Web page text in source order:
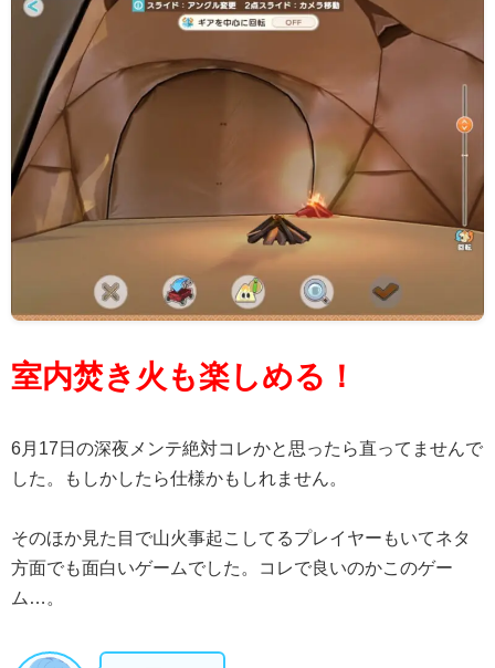
室内焚き火も楽しめる！
6月17日の深夜メンテ絶対コレかと思ったら直ってませんで
した。もしかしたら仕様かもしれません。
そのほか見た目で山火事起こしてるプレイヤーもいてネタ
方面でも面白いゲームでした。コレで良いのかこのゲー
ム…。